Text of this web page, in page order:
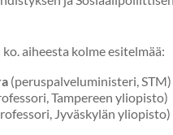
aiheesta kolme esitelmää:
(peruspalveluministeri, STM)
Tampereen yliopisto)
Jyväskylän yliopisto)